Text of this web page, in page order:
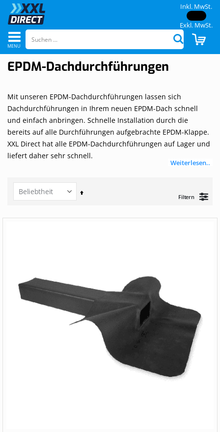
Navigation
umschalten SuchenCART
Inkl. MwSt.
Exkl. MwSt.
Weiterlesen..
EPDM-Dachdurchführungen
Mit unseren EPDM-Dachdurchführungen lassen sich
Dachdurchführungen in Ihrem neuen EPDM-Dach schnell
und einfach anbringen. Schnelle Installation durch die
bereits auf alle Durchführungen aufgebrachte EPDM-Klappe.
XXL Direct hat alle EPDM-Dachdurchführungen auf Lager und
liefert daher sehr schnell.
Set
Filtern